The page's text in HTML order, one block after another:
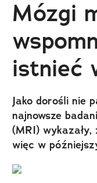
Mózgi
istnieć
Jako dorośli nie
najnowsze
(MRI)
więc w